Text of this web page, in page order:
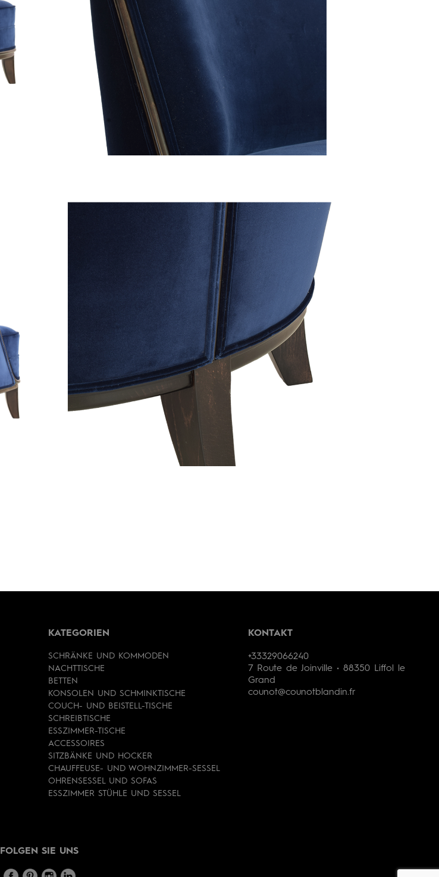
KATEGORIEN
SCHRÄNKE UND KOMMODEN
NACHTTISCHE
BETTEN
KONSOLEN UND SCHMINKTISCHE
COUCH- UND BEISTELL-TISCHE
SCHREIBTISCHE
ESSZIMMER-TISCHE
ACCESSOIRES
SITZBÄNKE UND HOCKER
CHAUFFEUSE- UND WOHNZIMMER-SESSEL
OHRENSESSEL UND SOFAS
ESSZIMMER STÜHLE UND SESSEL
KONTAKT
+33329066240
7 Route de Joinville • 88350 Liffol le
Grand
counot@counotblandin.fr
FOLGEN SIE UNS